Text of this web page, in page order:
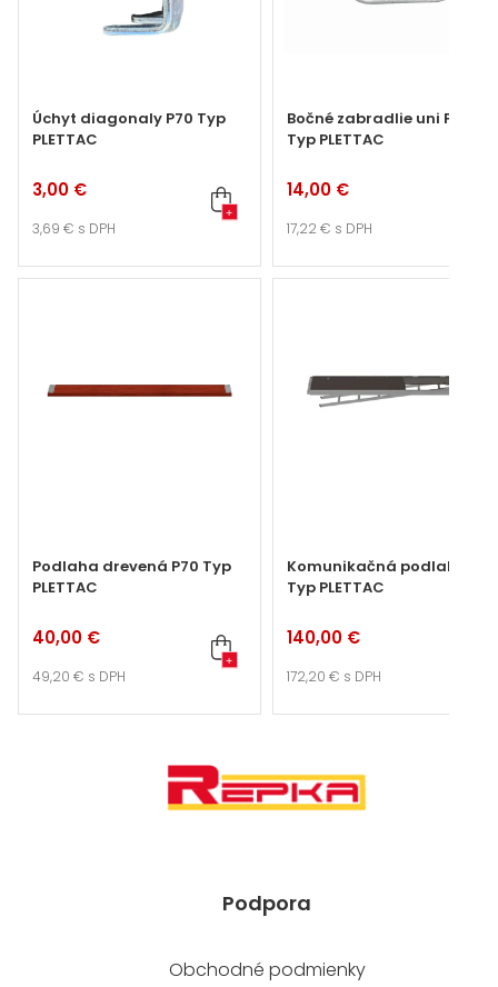
Úchyt diagonaly P70 Typ
PLETTAC
3,00 €
3,69 € s DPH
+
Bočné zabradlie uni P70
Typ PLETTAC
14,00 €
17,22 € s DPH
Podlaha drevená P70 Typ
PLETTAC
40,00 €
49,20 € s DPH
+
Komunikačná podlaha P70
Typ PLETTAC
140,00 €
172,20 € s DPH
Podpora
Obchodné podmienky